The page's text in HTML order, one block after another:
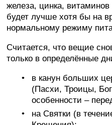
железа, цинка,
будет лучше хотя бы на
нормальному режиму
Считается, что вещие
только в определённые
в канун больших
(Пасхи, Троицы,
особенности –
на Святки (в